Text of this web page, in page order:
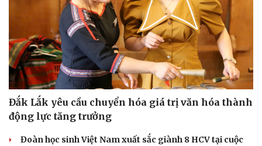
Đắk Lắk yêu cầu chuyển hóa giá trị văn hóa thành
động lực tăng trưởng
Đoàn học sinh Việt Nam xuất sắc giành 8 HCV tại cuộc